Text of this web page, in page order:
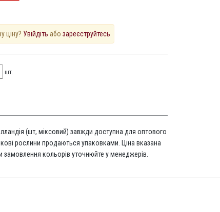
ціну? Увійдіть абозареєструйтесь
шт.
(шт, міксовий) завжди доступна для оптового
рослини продаються упаковками. Ціна вказана
кольорів уточнюйте у менеджерів.